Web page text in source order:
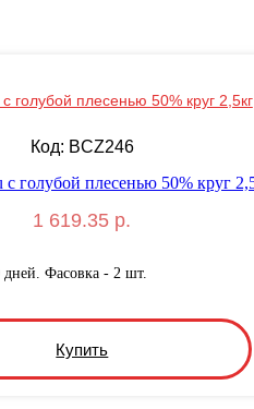
голубой плесенью 50% круг 2,5кг
Код: BCZ246
1 619.35 р.
дней. Фасовка - 2 шт.
Купить